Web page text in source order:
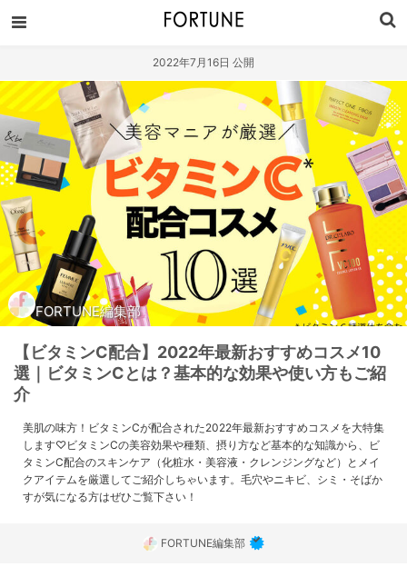
2022年7月16日 公開
FORTUNE編集部
【ビタミンC配合】2022年最新おすすめコスメ10
選｜ビタミンCとは？基本的な効果や使い方もご紹
介
美肌の味方！ビタミンCが配合された2022年最新おすすめコスメを大特集
します♡ビタミンCの美容効果や種類、摂り方など基本的な知識から、ビ
タミンC配合のスキンケア（化粧水・美容液・クレンジングなど）とメイ
クアイテムを厳選してご紹介しちゃいます。毛穴やニキビ、シミ・そばか
すが気になる方はぜひご覧下さい！
FORTUNE編集部